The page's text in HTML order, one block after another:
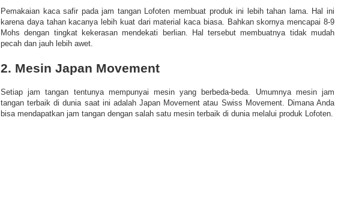
Pemakaian kaca safir pada jam tangan Lofoten membuat produk ini lebih tahan lama. Hal ini
karena daya tahan kacanya lebih kuat dari material kaca biasa. Bahkan skornya mencapai 8-9
Mohs dengan tingkat kekerasan mendekati berlian. Hal tersebut membuatnya tidak mudah
pecah dan jauh lebih awet.
2. Mesin Japan Movement
Setiap jam tangan tentunya mempunyai mesin yang berbeda-beda. Umumnya mesin jam
tangan terbaik di dunia saat ini adalah Japan Movement atau Swiss Movement. Dimana Anda
bisa mendapatkan jam tangan dengan salah satu mesin terbaik di dunia melalui produk Lofoten.